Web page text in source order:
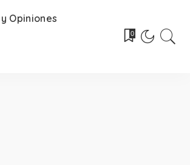
Opiniones
0